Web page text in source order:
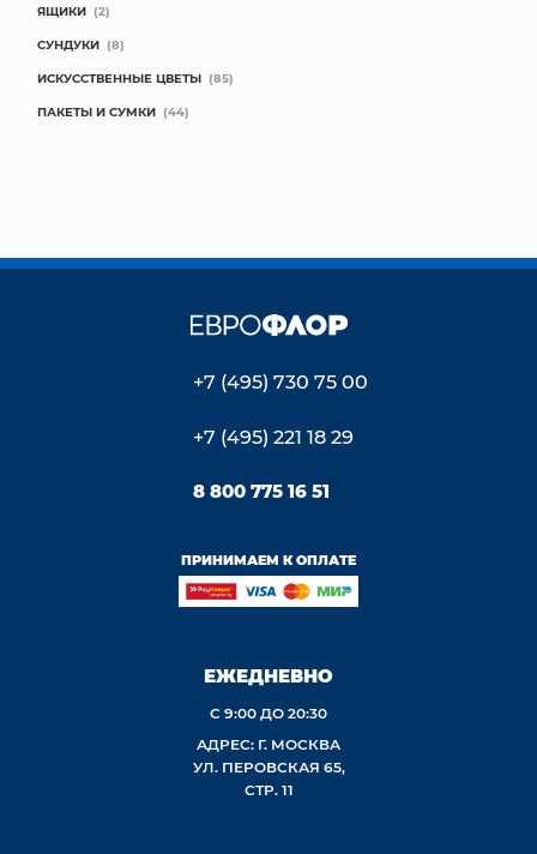
ЯЩИКИ (2)
СУНДУКИ (8)
ИСКУССТВЕННЫЕ ЦВЕТЫ (85)
ПАКЕТЫ И СУМКИ (44)
+7 (495) 730 75 00
+7 (495) 221 18 29
8 800 775 16 51
ПРИНИМАЕМ К ОПЛАТЕ
ЕЖЕДНЕВНО
С 9:00 ДО 20:30
АДРЕС: Г. МОСКВА
УЛ. ПЕРОВСКАЯ 65,
СТР. 11